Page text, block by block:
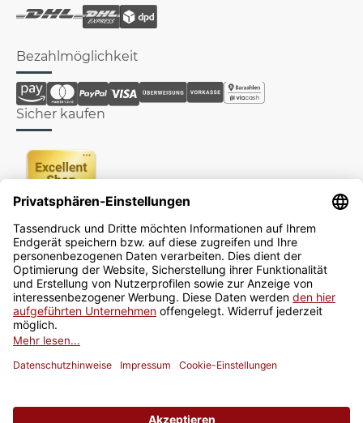
Bezahlmöglichkeit
Sicher kaufen
Newsletter